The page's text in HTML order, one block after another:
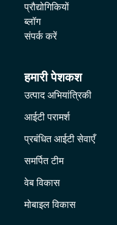
प्रौद्योगिकियों
ब्लॉग
संपर्क करें
हमारी पेशकश
उत्पाद अभियांत्रिकी
आईटी परामर्श
प्रबंधित आईटी सेवाएँ
समर्पित टीम
वेब विकास
मोबाइल विकास